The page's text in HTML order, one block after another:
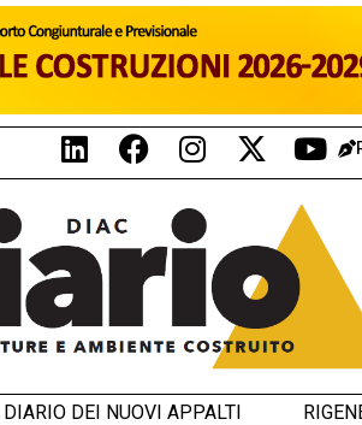
DIARIO DEI NUOVI APPALTI